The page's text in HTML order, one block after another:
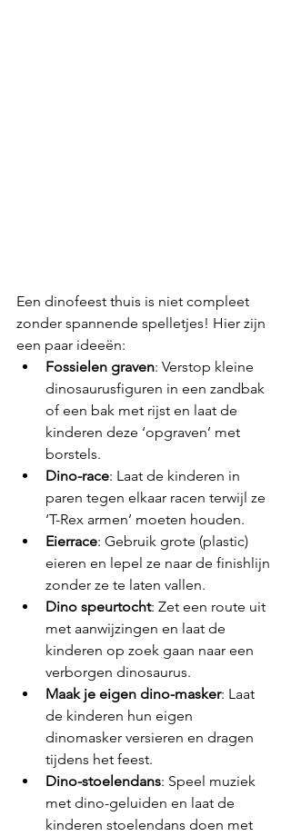
Een dinofeest thuis is niet compleet
zonder spannende spelletjes! Hier zijn
een paar ideeën:
Fossielen graven: Verstop kleine
dinosaurusfiguren in een zandbak
of een bak met rijst en laat de
kinderen deze ‘opgraven’ met
borstels.
Dino-race: Laat de kinderen in
paren tegen elkaar racen terwijl ze
‘T-Rex armen’ moeten houden.
Eierrace: Gebruik grote (plastic)
eieren en lepel ze naar de finishlijn
zonder ze te laten vallen.
Dino speurtocht: Zet een route uit
met aanwijzingen en laat de
kinderen op zoek gaan naar een
verborgen dinosaurus.
Maak je eigen dino-masker: Laat
de kinderen hun eigen
dinomasker versieren en dragen
tijdens het feest.
Dino-stoelendans: Speel muziek
met dino-geluiden en laat de
kinderen stoelendans doen met